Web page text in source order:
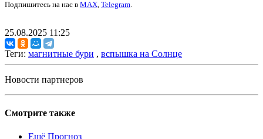
Подпишитесь на нас в MAX, Telegram.
25.08.2025 11:25
Теги: магнитные бури , вспышка на Солнце
Новости партнеров
Смотрите также
Ещё Прогноз